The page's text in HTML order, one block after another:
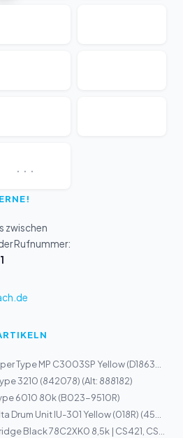
...
zwischen
Rufnummer:
Ricoh Developer Type MP C3003SP Yellow (D1863080)
3210 (842078) (Alt: 888182)
6010 80k (B023-9510R)
Konica-Minolta Drum Unit IU-301 Yellow (018R) (4587553)
Lexmark Cartridge Black 78C2XK0 8,5k | CS421, CS521, CS...